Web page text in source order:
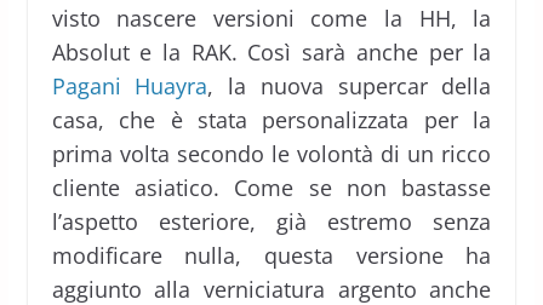
visto nascere versioni come la HH, la
Absolut e la RAK. Così sarà anche per la
Pagani Huayra, la nuova supercar della
casa, che è stata personalizzata per la
prima volta secondo le volontà di un ricco
cliente asiatico. Come se non bastasse
l’aspetto esteriore, già estremo senza
modificare nulla, questa versione ha
aggiunto alla verniciatura argento anche